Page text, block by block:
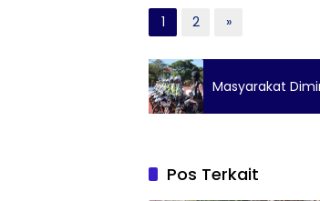
1 2 »
Masyarakat
Pos Terkait